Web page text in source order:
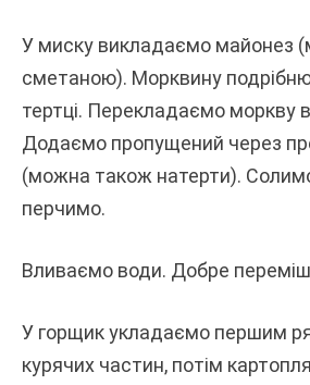
У миску викладаємо майонез
сметаною). Морквину
тертці. Перекладаємо моркву
Додаємо пропущений через
(можна також натерти).
перчимо.
Вливаємо води. Добре
У горщик укладаємо першим
курячих частин, потім